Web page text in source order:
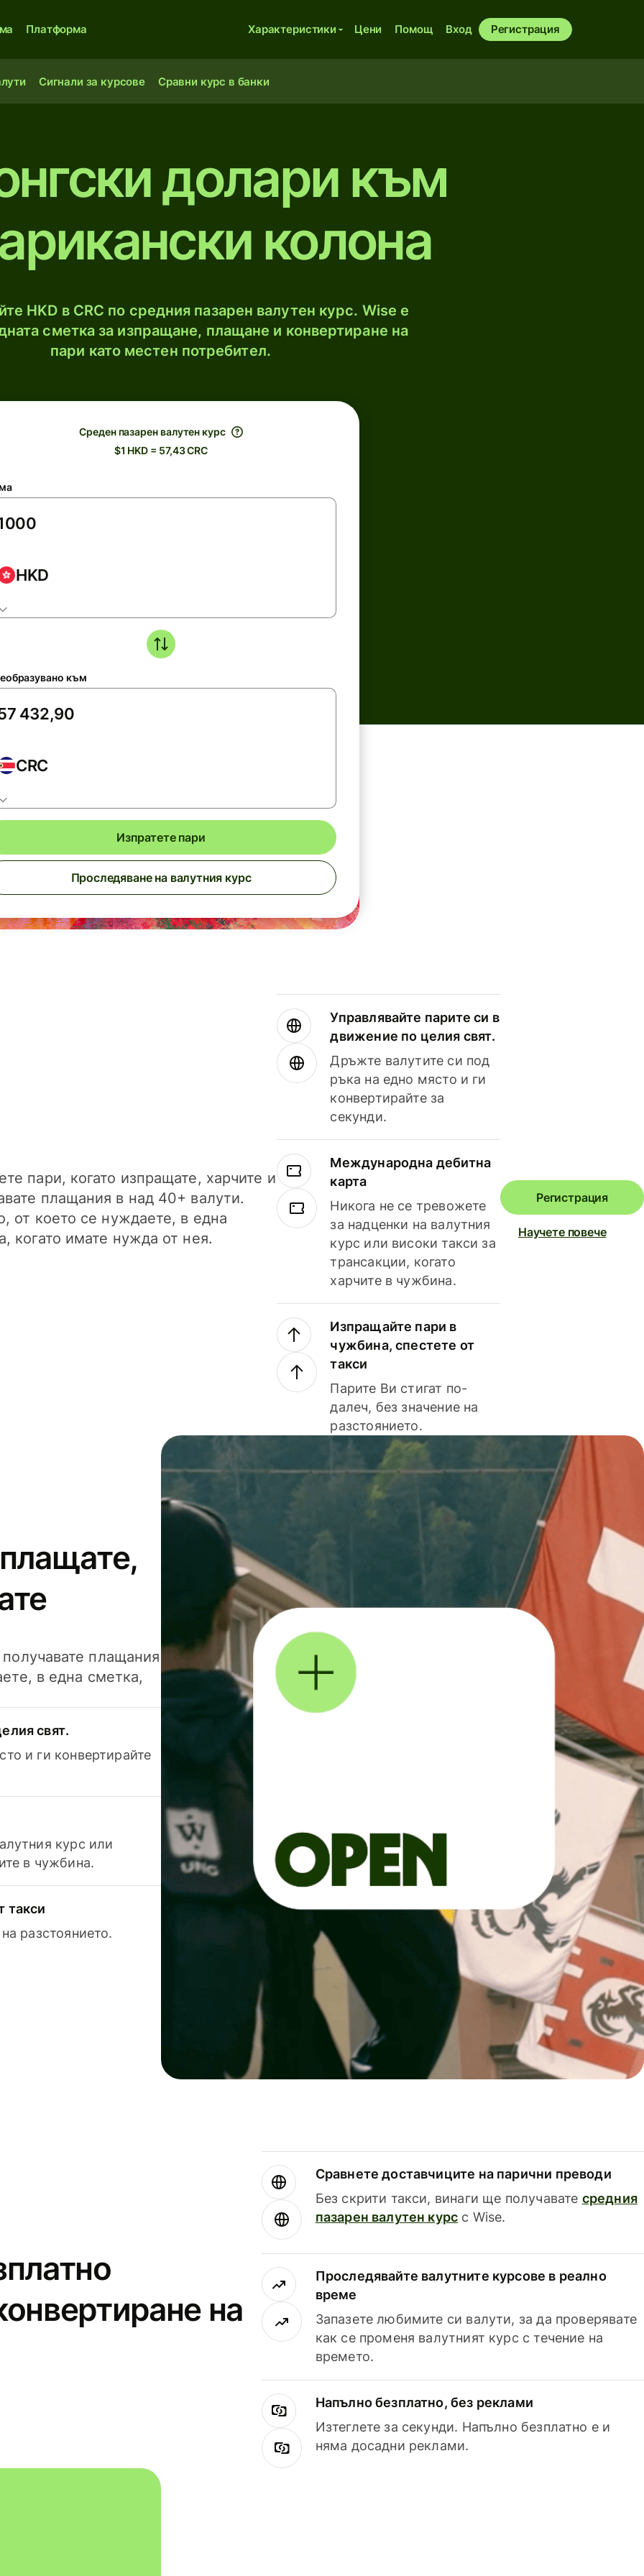
Платформа Характеристики Цени Помощ Вход Регистрация
Сигнали за курсове Сравни курс в банки
долари към
колона
HKD в CRC по средния пазарен валутен курс. Wise е
сметка за изпращане, плащане и конвертиране на
пари като местен потребител.
Среден пазарен валутен курс
$1 HKD = 57,43 CRC
HKD
към
CRC
Изпратете пари
Проследяване на валутния курс
пари, когато изпращате, харчите и
плащания в над 40+ валути.
от което се нуждаете, в една
когато имате нужда от нея.
Управлявайте парите си в
движение по целия свят.
Дръжте валутите си под
ръка на едно място и ги
конвертирайте за
секунди.
Международна дебитна
карта
Никога не се тревожете
за надценки на валутния
курс или високи такси за
трансакции, когато
харчите в чужбина.
Изпращайте пари в
чужбина, спестете от
такси
Парите Ви стигат по-
далеч, без значение на
разстоянието.
Регистрация
Научете повече
плащания
в една сметка,
свят.
и ги конвертирайте
курс или
в чужбина.
такси
разстоянието.
на
Сравнете доставчиците на парични преводи
Без скрити такси, винаги ще получавате средния
пазарен валутен курс с Wise.
Проследявайте валутните курсове в реално
време
Запазете любимите си валути, за да проверявате
как се променя валутният курс с течение на
времето.
Напълно безплатно, без реклами
Изтеглете за секунди. Напълно безплатно е и
няма досадни реклами.